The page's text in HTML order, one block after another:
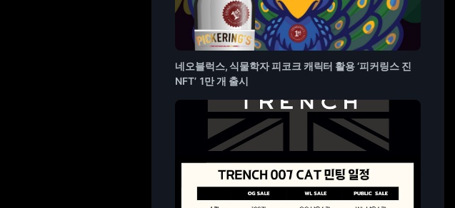
네오블럭스, 식물학자 피코크 캐릭터 활용 ‘피커링스 진
NFT’ 1만 개 출시